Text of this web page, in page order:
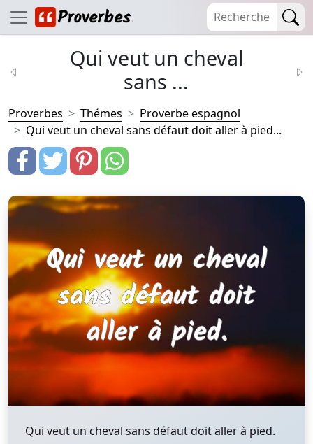
Qui veut un cheval
sans ...
Proverbes Thémes
Proverbe espagnol
Qui veut un cheval sans défaut doit aller à pied...
Qui veut un cheval sans défaut doit aller à pied.